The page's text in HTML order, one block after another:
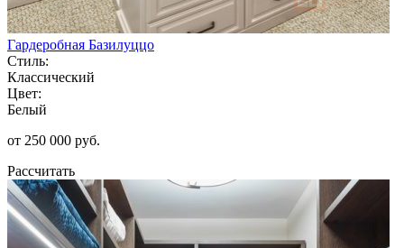
Гардеробная Базилуццо
Стиль:
Классический
Цвет:
Белый
от 250 000 руб.
Рассчитать